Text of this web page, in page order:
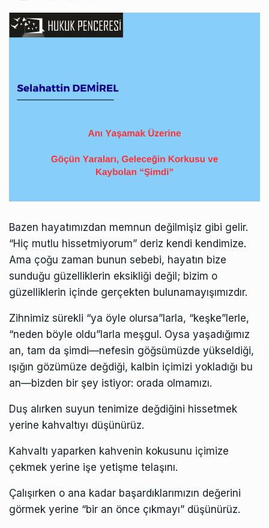
Bazen hayatımızdan memnun değilmişiz gibi gelir.
“Hiç mutlu hissetmiyorum” deriz kendi kendimize.
Ama çoğu zaman bunun sebebi, hayatın bize
sunduğu güzelliklerin eksikliği değil; bizim o
güzelliklerin içinde gerçekten bulunamayışımızdır.
Zihnimiz sürekli “ya öyle olursa”larla, “keşke”lerle,
“neden böyle oldu”larla meşgul. Oysa yaşadığımız
an, tam da şimdi—nefesin göğsümüzde yükseldiği,
ışığın gözümüze değdiği, kalbin içimizi yokladığı bu
an—bizden bir şey istiyor: orada olmamızı.
Duş alırken suyun tenimize değdiğini hissetmek
yerine kahvaltıyı düşünürüz.
Kahvaltı yaparken kahvenin kokusunu içimize
çekmek yerine işe yetişme telaşını.
Çalışırken o ana kadar başardıklarımızın değerini
görmek yerine “bir an önce çıkmayı” düşünürüz.